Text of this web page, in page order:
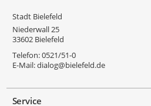
Stadt Bielefeld
Niederwall 25
33602 Bielefeld
Telefon:0521/51-0
E-Mail:dialog@bielefeld.de
Service